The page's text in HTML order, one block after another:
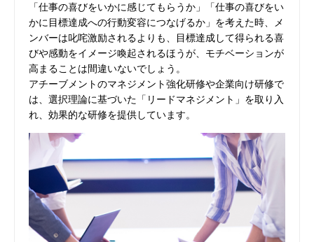
「仕事の喜びをいかに感じてもらうか」「仕事の喜びをい
かに目標達成への行動変容につなげるか」を考えた時、メ
ンバーは叱咤激励されるよりも、目標達成して得られる喜
びや感動をイメージ喚起されるほうが、モチベーションが
高まることは間違いないでしょう。
アチーブメントのマネジメント強化研修や企業向け研修で
は、選択理論に基づいた「リードマネジメント」を取り入
れ、効果的な研修を提供しています。